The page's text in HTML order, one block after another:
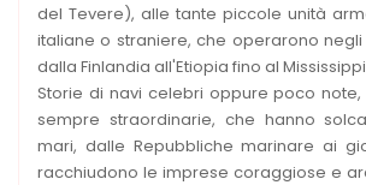
del Tevere), alle tante piccole unità
italiane o straniere, che operarono
dalla Finlandia all'Etiopia fino al
Storie di navi celebri oppure poco
sempre straordinarie, che hanno
mari, dalle Repubbliche marinare ai
racchiudono le imprese coraggiose e